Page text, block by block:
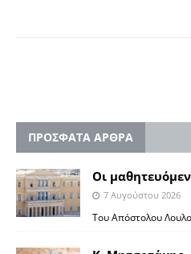
ΠΡΟΣΦΑΤΑ ΑΡΘΡΑ
Οι
7 Αυγούστου 2026
Του Απόστολου